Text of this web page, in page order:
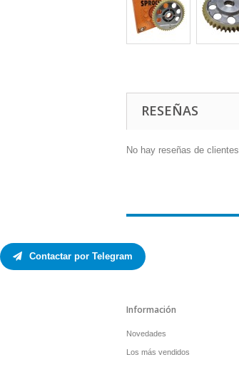
RESEÑAS
No hay reseñas de
Contactar por Telegram
Información
Novedades
Los más vendidos